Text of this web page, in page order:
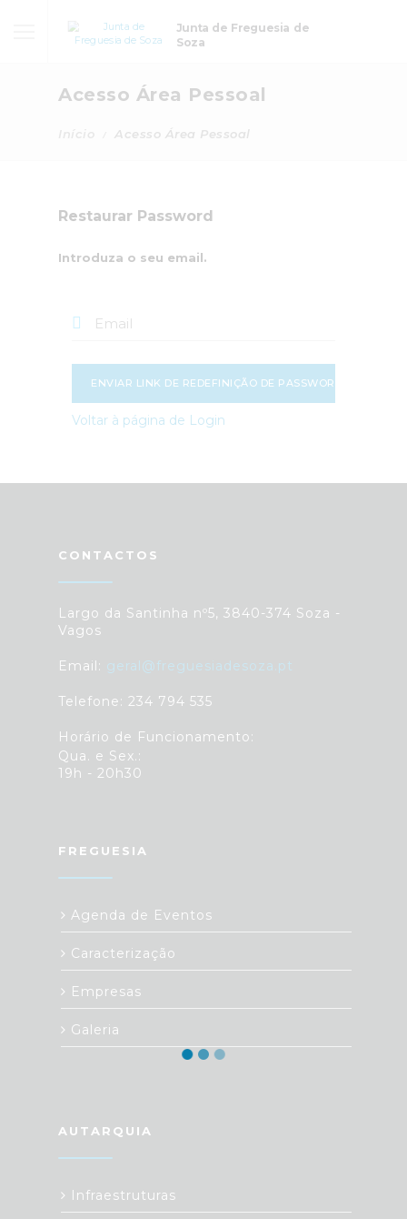
Junta de Freguesia de
Soza
Acesso Área Pessoal
Acesso Área Pessoal
Restaurar Password
Introduza o seu email.
ENVIAR LINK DE REDEFINIÇÃO DE PASSWORD
Voltar à página de Login
CONTACTOS
Largo da Santinha nº5, 3840-374 Soza -
Vagos
Email: geral@freguesiadesoza.pt
Telefone: 234 794 535
Horário de Funcionamento:
Qua. e Sex.:
19h - 20h30
FREGUESIA
Agenda de Eventos
Caracterização
Empresas
Galeria
AUTARQUIA
Infraestruturas